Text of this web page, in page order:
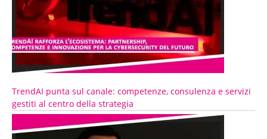
TrendAI punta sul canale: competenze, consulenza e servizi
gestiti al centro della strategia